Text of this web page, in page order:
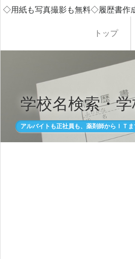
◇用紙も写真撮影も無料◇履歴書
トップ
学校名検索・
アルバイトも正社員も、薬剤師からＩＴ